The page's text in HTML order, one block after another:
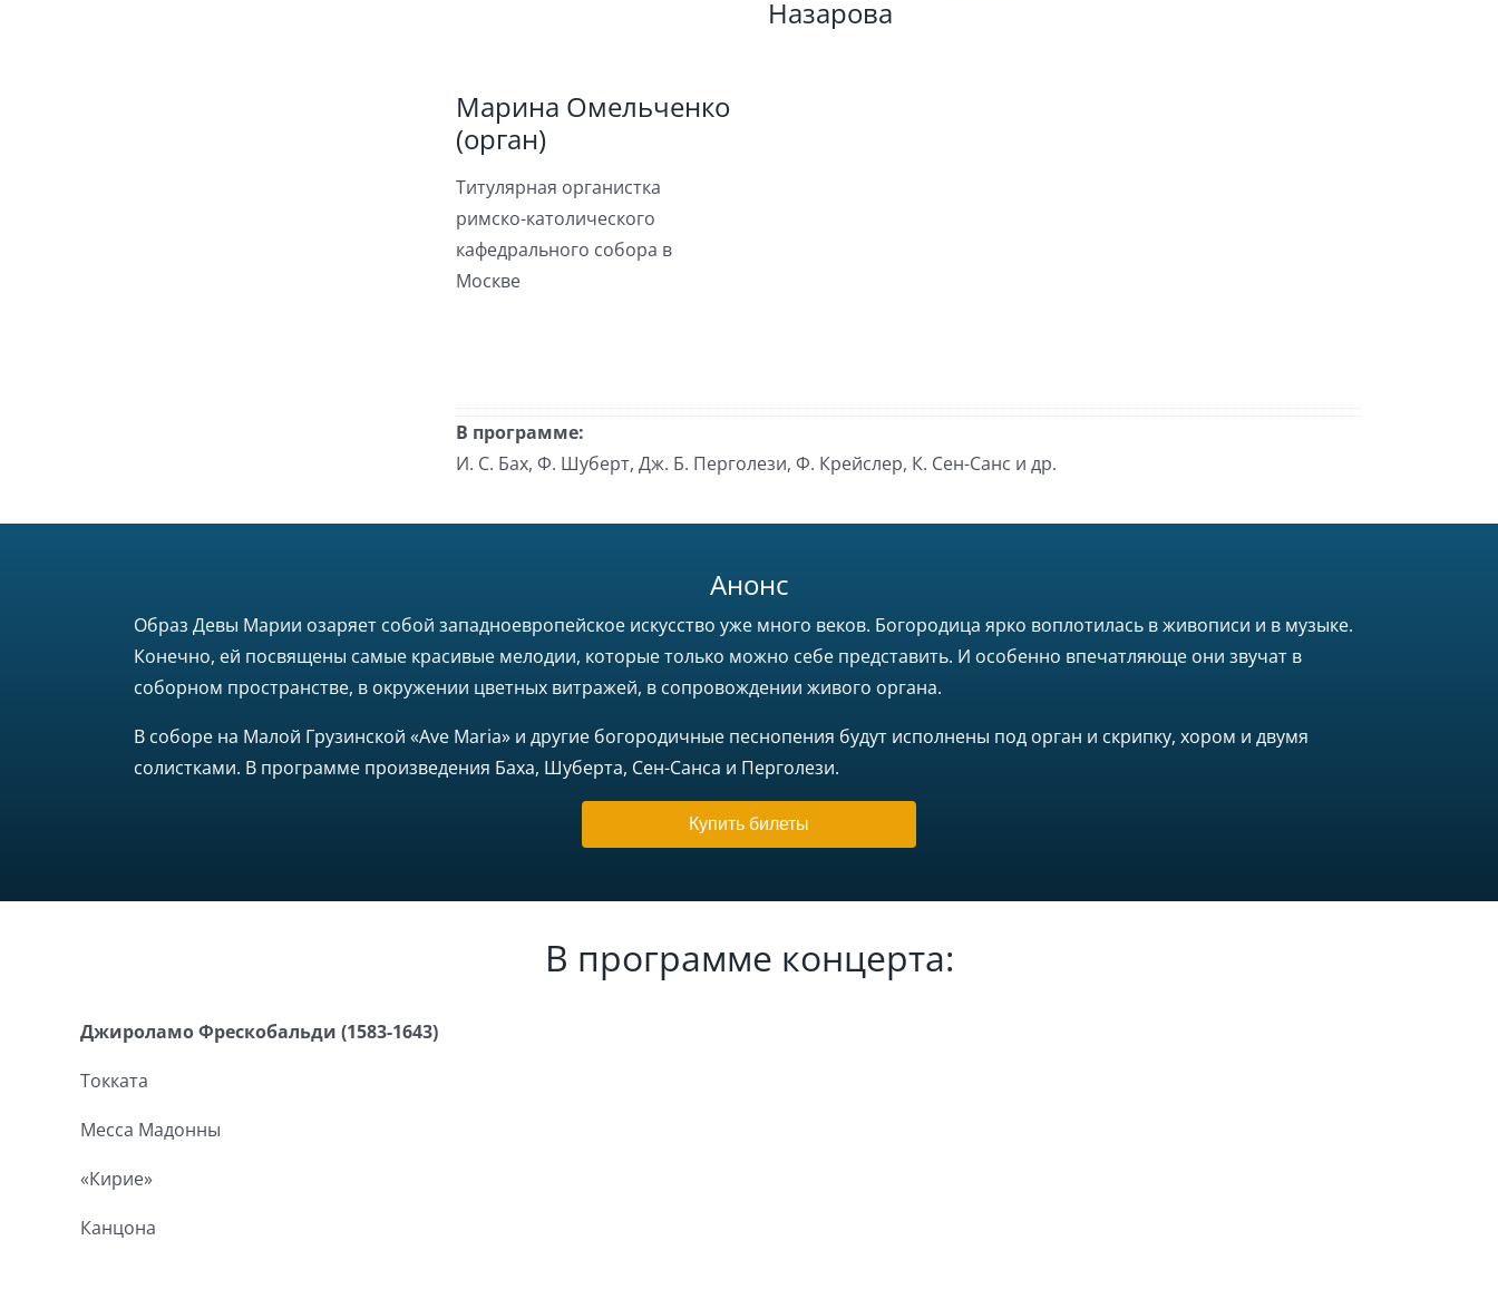
Назарова
Марина Омельченко
(орган)
Титулярная органистка
римско-католического
кафедрального собора в
Москве
В программе:
И. С. Бах, Ф. Шуберт, Дж. Б. Перголези, Ф. Крейслер, К. Сен-Санс и др.
Анонс
Образ Девы Марии озаряет собой западноевропейское искусство уже много веков. Богородица ярко воплотилась в живописи и в музыке.
Конечно, ей посвящены самые красивые мелодии, которые только можно себе представить. И особенно впечатляюще они звучат в
соборном пространстве, в окружении цветных витражей, в сопровождении живого органа.
В соборе на Малой Грузинской «Ave Maria» и другие богородичные песнопения будут исполнены под орган и скрипку, хором и двумя
солистками. В программе произведения Баха, Шуберта, Сен-Санса и Перголези.
Купить билеты
В программе концерта:
Джироламо Фрескобальди (1583-1643)
Токката
Месса Мадонны
«Кирие»
Канцона